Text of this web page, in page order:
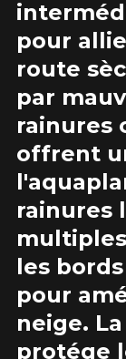
pour
route
par
rainures
offrent
rainures
les
pour
neige.
protége
Option
KM
Style de
Que